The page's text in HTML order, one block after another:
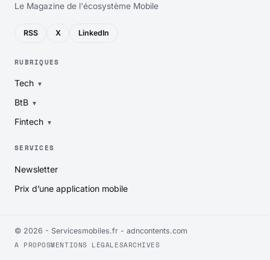
Le Magazine de l'écosystème Mobile
RSS X LinkedIn
RUBRIQUES
Tech
BtB
Fintech
SERVICES
Newsletter
Prix d’une application mobile
© 2026 - Servicesmobiles.fr - adncontents.com
A PROPOSMENTIONS LÉGALESARCHIVES